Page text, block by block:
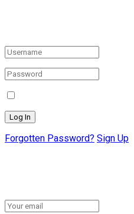
Forgotten Password? Sign Up